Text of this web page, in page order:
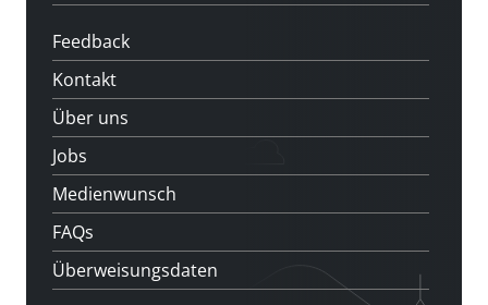
Feedback
Kontakt
Über uns
Jobs
Medienwunsch
FAQs
Überweisungsdaten